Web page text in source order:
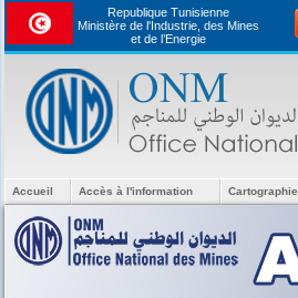
Republique Tunisienne
Ministère de l'Industrie, des Mines
et de l’Energie
Accueil Accès à l'information Cartographie